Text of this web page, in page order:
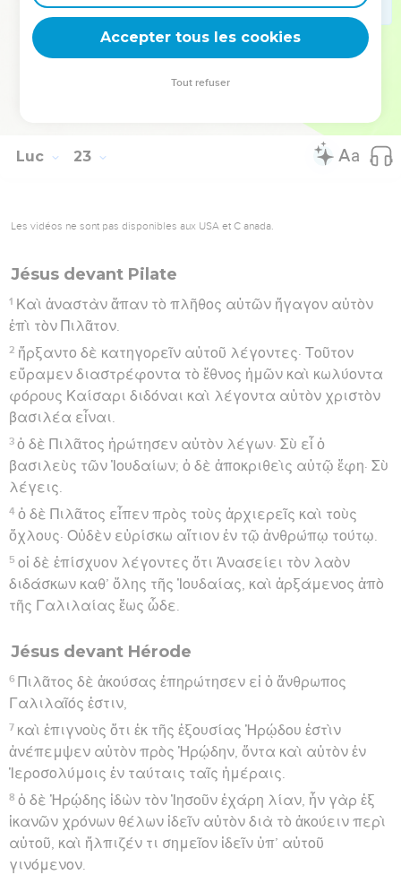
οἱ δὲ εἶπαν· Τί ἔτι ἔχομεν μαρτυρίας χρείαν; αὐτοὶ
γὰρ ἠκούσαμεν ἀπὸ τοῦ στόματος αὐτοῦ.
Hébreu : © Westminster Leningrad Codex - tanach.us --- Grec : © 2010 by the
Luc 23
Les vidéos ne sont pas disponibles aux USA et C anada.
Jésus devant Pilate
1 Καὶ ἀναστὰν ἅπαν τὸ πλῆθος αὐτῶν ἤγαγον αὐτὸν
ἐπὶ τὸν Πιλᾶτον.
2 ἤρξαντο δὲ κατηγορεῖν αὐτοῦ λέγοντες· Τοῦτον
εὕραμεν διαστρέφοντα τὸ ἔθνος ἡμῶν καὶ κωλύοντα
φόρους Καίσαρι διδόναι καὶ λέγοντα αὑτὸν χριστὸν
βασιλέα εἶναι.
3 ὁ δὲ Πιλᾶτος ἠρώτησεν αὐτὸν λέγων· Σὺ εἶ ὁ
βασιλεὺς τῶν Ἰουδαίων; ὁ δὲ ἀποκριθεὶς αὐτῷ ἔφη· Σὺ
λέγεις.
4 ὁ δὲ Πιλᾶτος εἶπεν πρὸς τοὺς ἀρχιερεῖς καὶ τοὺς
ὄχλους· Οὐδὲν εὑρίσκω αἴτιον ἐν τῷ ἀνθρώπῳ τούτῳ.
5 οἱ δὲ ἐπίσχυον λέγοντες ὅτι Ἀνασείει τὸν λαὸν
διδάσκων καθ’ ὅλης τῆς Ἰουδαίας, καὶ ἀρξάμενος ἀπὸ
τῆς Γαλιλαίας ἕως ὧδε.
Jésus devant Hérode
6 Πιλᾶτος δὲ ἀκούσας ἐπηρώτησεν εἰ ὁ ἄνθρωπος
Γαλιλαῖός ἐστιν,
7 καὶ ἐπιγνοὺς ὅτι ἐκ τῆς ἐξουσίας Ἡρῴδου ἐστὶν
ἀνέπεμψεν αὐτὸν πρὸς Ἡρῴδην, ὄντα καὶ αὐτὸν ἐν
Ἱεροσολύμοις ἐν ταύταις ταῖς ἡμέραις.
8 ὁ δὲ Ἡρῴδης ἰδὼν τὸν Ἰησοῦν ἐχάρη λίαν, ἦν γὰρ ἐξ
ἱκανῶν χρόνων θέλων ἰδεῖν αὐτὸν διὰ τὸ ἀκούειν περὶ
αὐτοῦ, καὶ ἤλπιζέν τι σημεῖον ἰδεῖν ὑπ’ αὐτοῦ
γινόμενον.
Accepter tous les cookies
Tout refuser